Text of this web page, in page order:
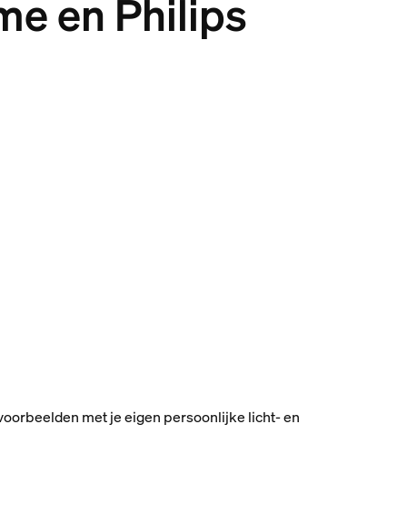
en Philips
met je eigen persoonlijke licht- en